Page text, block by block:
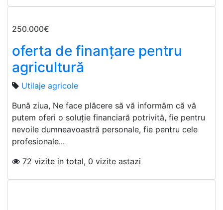
250.000€
oferta de finanțare pentru
agricultură
Utilaje agricole
Bună ziua, Ne face plăcere să vă informăm că vă
putem oferi o soluție financiară potrivită, fie pentru
nevoile dumneavoastră personale, fie pentru cele
profesionale...
72 vizite in total, 0 vizite astazi